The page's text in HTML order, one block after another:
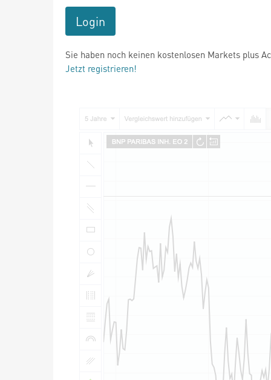
Login
Sie haben noch keinen kostenlosen Markets plus
Jetzt registrieren!